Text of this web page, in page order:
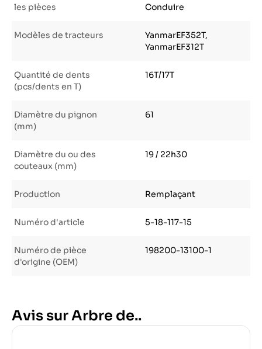
les pièces Conduire
Modèles de tracteurs
YanmarEF352T,
YanmarEF312T
Quantité de dents
(pcs/dents en T)
16T/17T
Diamètre du pignon
(mm)
61
Diamètre du ou des
couteaux (mm)
19 / 22h30
Production Remplaçant
Numéro d'article 5-18-117-15
Numéro de pièce
d'origine (OEM)
198200-13100-1
Avis sur Arbre de..